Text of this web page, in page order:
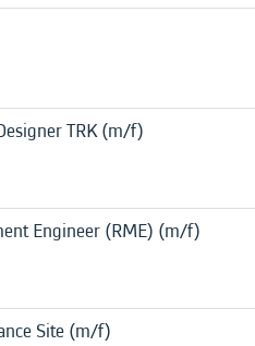
TRK (m/f)
Engineer (RME) (m/f)
Site (m/f)